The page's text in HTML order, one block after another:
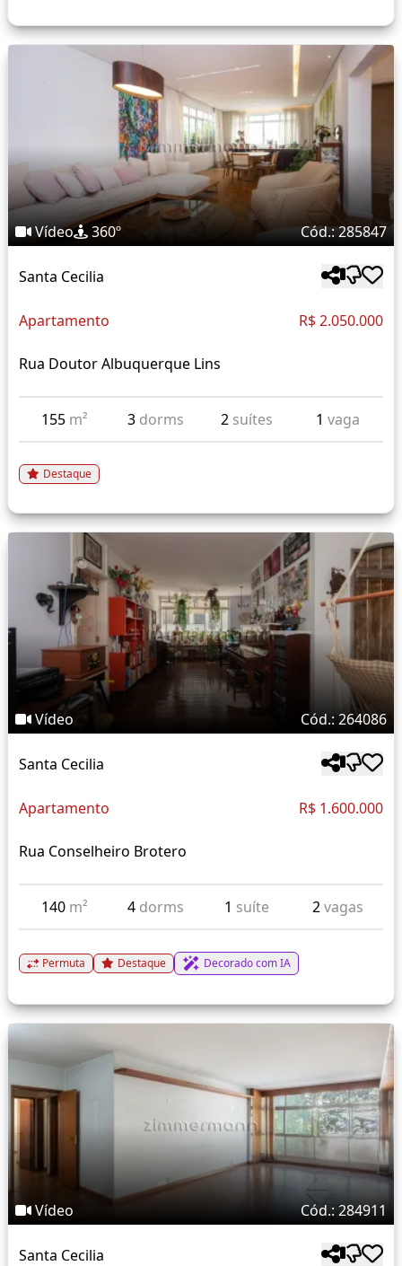
Vídeo 360º Cód.: 285847
Santa Cecilia
Apartamento R$ 2.050.000
Rua Doutor Albuquerque Lins
155 m² 3 dorms 2 suítes 1 vaga
Destaque
Vídeo Cód.: 264086
Santa Cecilia
Apartamento R$ 1.600.000
Rua Conselheiro Brotero
140 m² 4 dorms 1 suíte 2vagas
Permuta Destaque Decorado com IA
Vídeo Cód.: 284911
Santa Cecilia